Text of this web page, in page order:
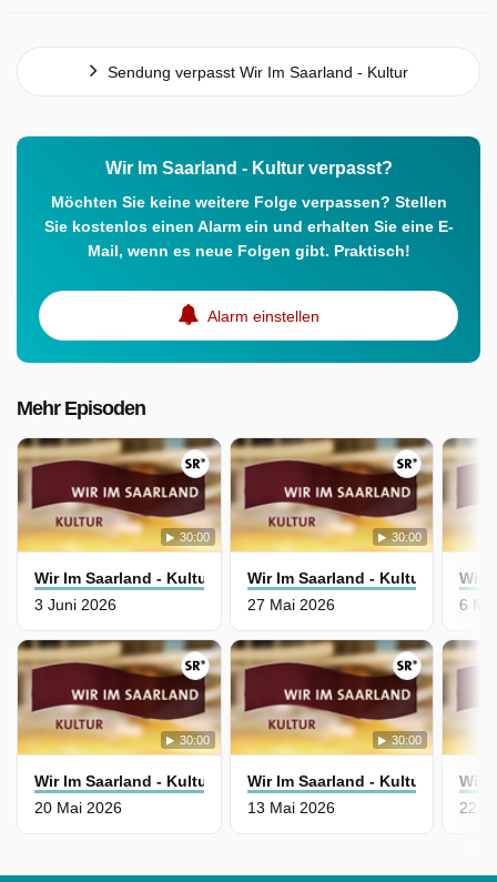
Sendung verpasst Wir Im Saarland - Kultur
Wir Im Saarland - Kultur verpasst?
Möchten Sie keine weitere Folge verpassen? Stellen
Sie kostenlos einen Alarm ein und erhalten Sie eine E-
Mail, wenn es neue Folgen gibt. Praktisch!
Alarm einstellen
Mehr Episoden
30:00
Wir Im Saarland - Kultur
3 Juni 2026
30:00
Wir Im Saarland - Kultur
27 Mai 2026
30:00
Wir Im Saarland - Kultur
20 Mai 2026
30:00
Wir Im Saarland - Kultur
13 Mai 2026
Wir
6
Wir
22